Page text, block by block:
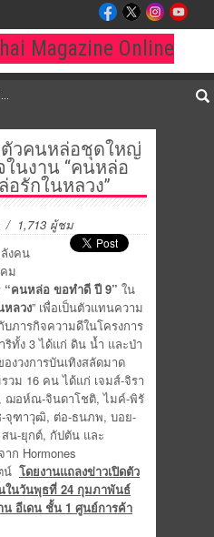
ตัวคนหล่อชุดใหญ่
นงาน “คนหล่อ
รักในหลวง”
/ 1,713 ผู้ชม
งคน
ม
“คนหล่อ ขอทำดี ปี 9” ใน
หลวง” เพื่อเป็นตัวแทนความ
ภารกิจความดีในโครงการ
ริทั้ง 3 ได้แก่ ดิน น้ำ และป่า
งวงการบันเทิงสลัดมาด
วม 16 คน ได้แก่ เจมส์-จิรา
ฌอห์ณ-จินดาโชติ, ไมค์-พิรั
จุฑาวุฒิ, ต่อ-ธนภพ, บอย-
น-ยุกต์, กัปตัน และ
ก Hormones
น์ โดยงานแถลงข่าวเปิดตัว
นวันพุธที่ 24 กุมภาพันธ์
น อีเดน ชั้น 1 ศูนย์การค้า